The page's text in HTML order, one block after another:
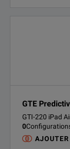
GTE
GTI-220 iPad
0
AJOUTER